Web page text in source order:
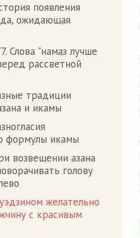
появления
ожидающая
Слова "намаз лучше
рассветной
традиции
и икамы
формулы икамы
возвещении азана
голову
желательно
с красивым